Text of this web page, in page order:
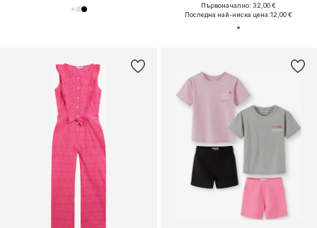
Първоначално: 32,00 €
Последна най-ниска цена:12,00 €